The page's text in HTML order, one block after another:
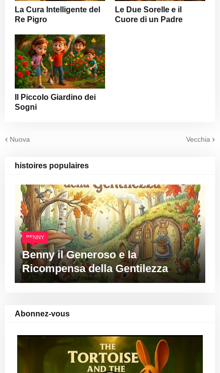
La Cura Intelligente del
Re Pigro
Le Due Sorelle e il
Cuore di un Padre
Il Piccolo Giardino dei
Sogni
Nuova Vecchia
histoires populaires
BENNY
Benny il Generoso e la
Ricompensa della Gentilezza
Abonnez-vous